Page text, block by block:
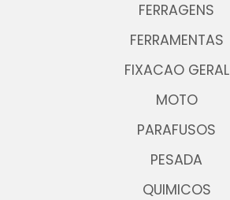
FERRAGENS
FERRAMENTAS
FIXACAO GERAL
MOTO
PARAFUSOS
PESADA
QUIMICOS